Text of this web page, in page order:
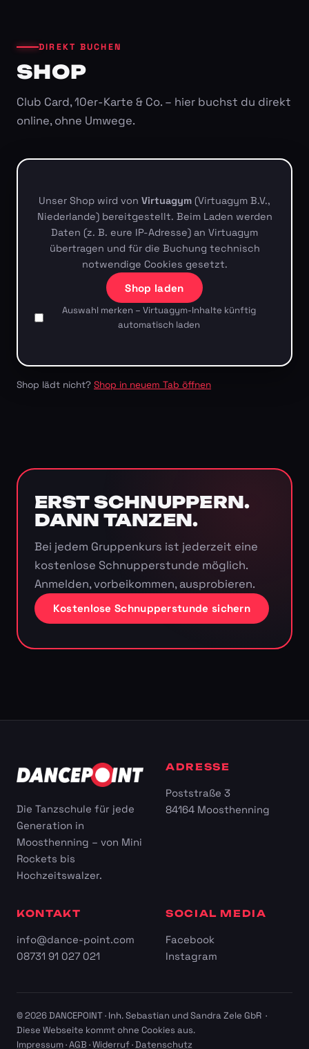
DIREKT BUCHEN
SHOP
Club Card, 10er-Karte & Co. – hier buchst du direkt
online, ohne Umwege.
Unser Shop wird von Virtuagym (Virtuagym B.V.,
Niederlande) bereitgestellt. Beim Laden werden
Daten (z. B. eure IP-Adresse) an Virtuagym
übertragen und für die Buchung technisch
notwendige Cookies gesetzt.
Shop laden
Auswahl merken – Virtuagym-Inhalte künftig
automatisch laden
Shop lädt nicht? Shop in neuem Tab öffnen
ERST SCHNUPPERN.
DANN TANZEN.
Bei jedem Gruppenkurs ist jederzeit eine
kostenlose Schnupperstunde möglich.
Anmelden, vorbeikommen, ausprobieren.
Kostenlose Schnupperstunde sichern
Die Tanzschule für jede
Generation in
Moosthenning – von Mini
Rockets bis
Hochzeitswalzer.
ADRESSE
Poststraße 3
84164 Moosthenning
KONTAKT
info@dance-point.com
08731 91 027 021
SOCIAL MEDIA
Facebook
Instagram
© 2026 DANCEPOINT · Inh. Sebastian und Sandra Zele GbR ·
Diese Webseite kommt ohne Cookies aus.
Impressum·AGB ·Widerruf·Datenschutz